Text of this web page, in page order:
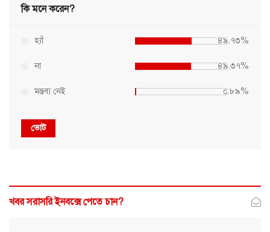
কি মনে করেন?
হ্যাঁ ৪৯.৭৩%
না ৪৯.৩৭%
মন্তব্য নেই ০.৮৯%
ভোট
খবর সরাসরি ইনবক্সে পেতে চান?